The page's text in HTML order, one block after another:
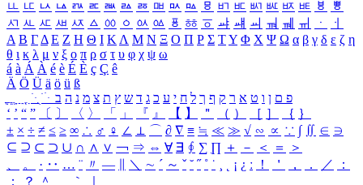
ㅥ ㅦ ㅧ ㅨ ㅩ ㅪ ㅫ ㅬ ㅭ ㅮ ㅯ ㅰ ㅱ ㅲ ㅳ ㅴ ㅵ ㅶ ㅷ ㅸ
ㅹ
ㅺ ㅻ ㅼ ㅽ ㅾ ㅿ ㆀ ㆁ ㆂ ㆃ ㆄ ㆅ ㆆ ㆇ ㆈ ㆉ ㆊ ㆋ ㆌ ㆍ
ㆎ
Α Β ΓΔ Ε Ζ Η Θ Ι ΚΛ Μ Ν Ξ Ο Π Ρ Σ ΤΥ Φ Χ Ψ Ω α β γ δ ε ζ η
θ ι κ λ μ ν ξ ο π ρ σ τ υ φ χ ψ ω
á à Á À é è É È ç Ç ê
Ä Ö Ü ä ö ü ß
ִֶֹ ֻּ ׁׂ פ ם ן ו ט א ר ק ף ך ל ח י ע כ ג ד ש ץ ת צ מ נ ה ב
‘ ’ “ ” 〔 〕 〈 〉 「 」 『 』 【 】 ＂ （ ） ［ ］ ｛ ｝
± × ÷ ≠ ≤ ≥ ∞ ∴ ♂ ♀ ∠ ⊥ ⌒ ∂ ∇ ≡ ≒ ≪ ≫ √ ∽ ∝ ∵ ∫ ∬ ∈ ∋
⊆ ⊇ ⊂ ⊃ ∪ ∩ ∧ ∨ ￢ ⇒ ⇔ ∀ ∃ ∮ ∑ ∏ ＋ － ＜ ＝
＞
、
。 · ‥ … ¨ 〃 ― ＼ ∼ ´ ～ ˇ ˘ ˝ ˚ ˙ ¸ ¡ ¿ ː ！ ＇ ， ． ／
：
；
？ ＾ ｀